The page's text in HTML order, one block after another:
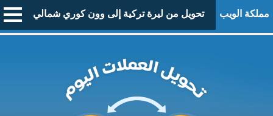
مملكة الويب تحويل من ليرة تركية إلى وون كوري شمالي